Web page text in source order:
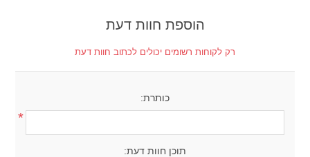
הוספת חוות דעת
רק לקוחות רשומים יכולים לכתוב חוות דעת
כותרת:
*
תוכן חוות דעת: